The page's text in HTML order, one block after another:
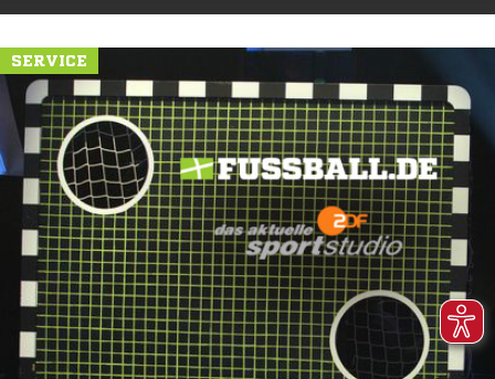
SERVICE